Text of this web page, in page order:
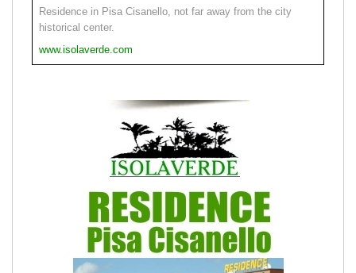
Residence in Pisa Cisanello, not far away from the city
historical center.
www.isolaverde.com